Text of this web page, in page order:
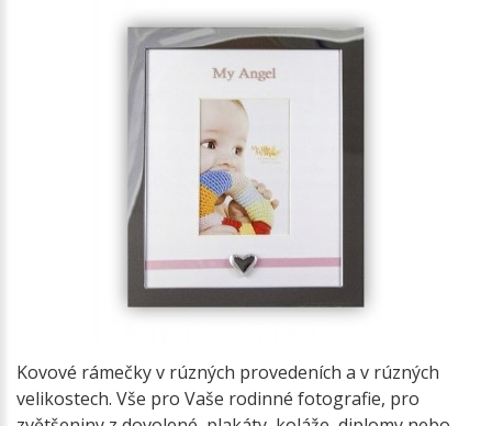
Kovové rámečky v rúzných provedeních a v rúzných
velikostech. Vše pro Vaše rodinné fotografie, pro